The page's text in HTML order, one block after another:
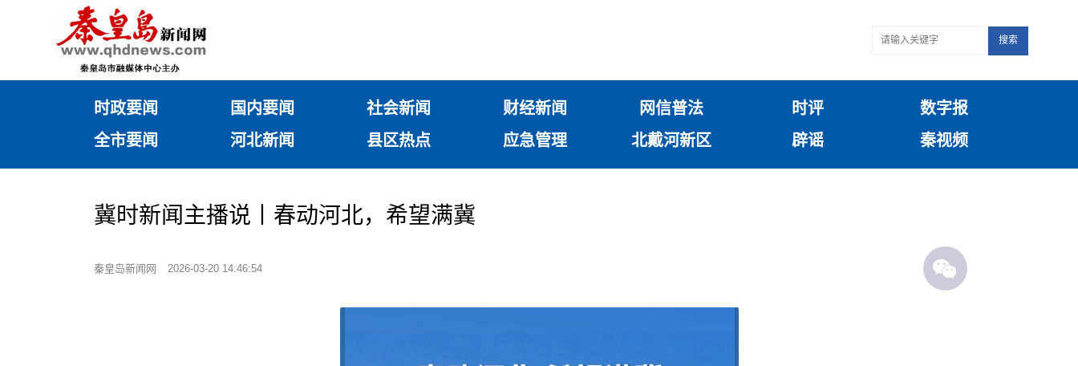
搜索
时政要闻 国内要闻 社会新闻 财经新闻 网信普法 时评
数字报
全市要闻
河北新闻 县区热点 应急管理 北戴河新区 辟谣 秦视频
冀时新闻主播说丨春动河北，希望满冀
秦皇岛新闻网 2026-03-20 14:46:54